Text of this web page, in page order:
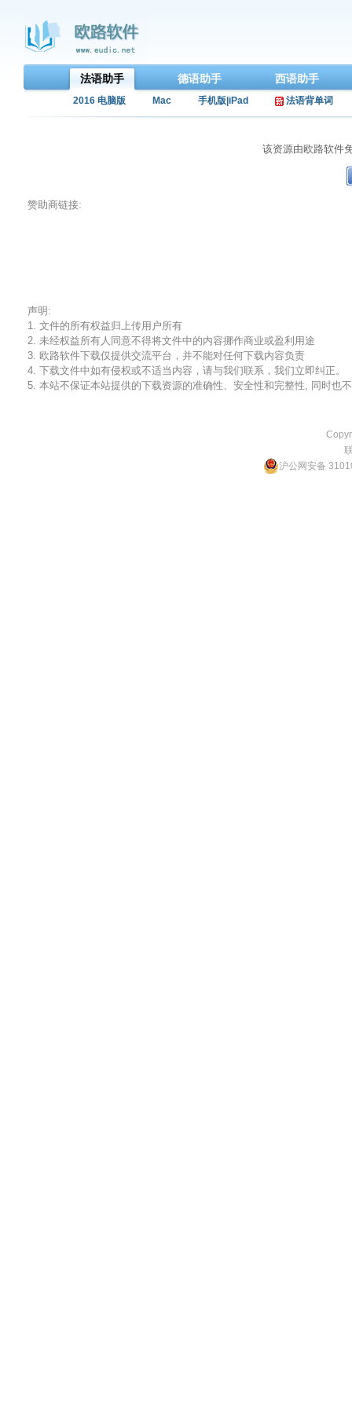
法语助手 德语助手 西语助手
2016 电脑版 Mac 手机版|iPad 法语背单词
该资源由欧路软件
赞助商链接:
声明:
1. 文件的所有权益归上传用户所有
2. 未经权益所有人同意不得将文件中的内容挪作商业或盈利用途
3. 欧路软件下载仅提供交流平台，并不能对任何下载内容负责
4. 下载文件中如有侵权或不适当内容，请与我们联系，我们立即纠正。
5. 本站不保证本站提供的下载资源的准确性、安全性和完整性, 同时也
沪公网安备